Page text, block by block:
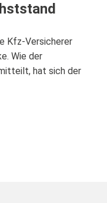
Kfz-Versicherer
Wie der
hat sich der